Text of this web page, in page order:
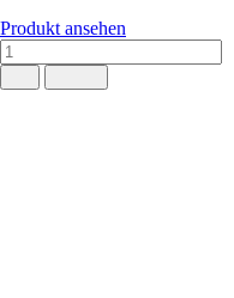
Produkt ansehen